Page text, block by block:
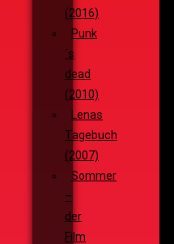
(2016)
Punk
´s
dead
(2010)
Lenas
Tagebuch
(2007)
Sommer
–
der
Film